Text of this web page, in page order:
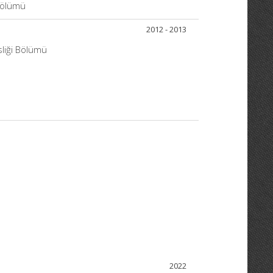
2012 - 2013
Bölümü
2022